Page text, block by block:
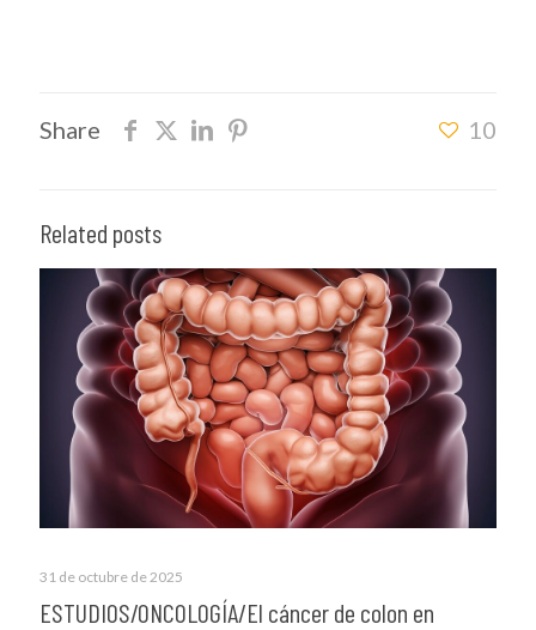
Share 10
Related posts
31 de octubre de 2025
ESTUDIOS/ONCOLOGÍA/El cáncer de colon en